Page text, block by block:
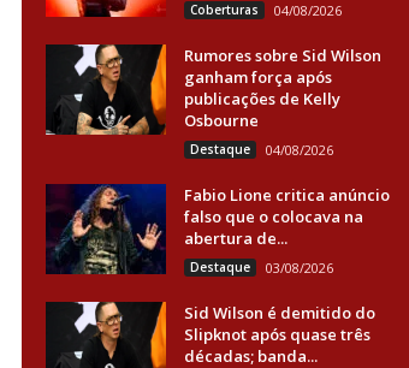
Coberturas 04/08/2026
Rumores sobre Sid Wilson
ganham força após
publicações de Kelly
Osbourne
Destaque 04/08/2026
Fabio Lione critica anúncio
falso que o colocava na
abertura de...
Destaque 03/08/2026
Sid Wilson é demitido do
Slipknot após quase três
décadas; banda...